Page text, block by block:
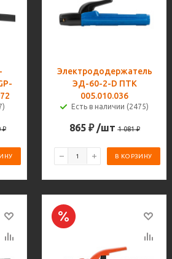
₽
Электрододержатель
ЭД-60-2-D ПТК
005.010.036
Есть в наличии (2475)
865₽ /шт 1 081₽
В КОРЗИНУ